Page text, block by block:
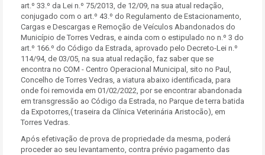
art.º 33.º da Lei n.º 75/2013, de 12/09, na sua atual redação,
conjugado com o art.º 43.º do Regulamento de Estacionamento,
Cargas e Descargas e Remoção de Veículos Abandonados do
Município de Torres Vedras, e ainda com o estipulado no n.º 3 do
art.º 166.º do Código da Estrada, aprovado pelo Decreto-Lei n.º
114/94, de 03/05, na sua atual redação, faz saber que se
encontra no COM - Centro Operacional Municipal, sito no Paul,
Concelho de Torres Vedras, a viatura abaixo identificada, para
onde foi removida em 01/02/2022, por se encontrar abandonada
em transgressão ao Código da Estrada, no Parque de terra batida
da Expotorres,( traseira da Clínica Veterinária Aristocão), em
Torres Vedras.
Após efetivação de prova de propriedade da mesma, poderá
proceder ao seu levantamento, contra prévio pagamento das